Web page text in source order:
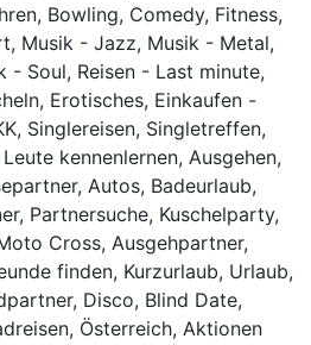
Bowling, Comedy, Fitness,
Musik - Jazz, Musik - Metal,
- Soul, Reisen - Last minute,
Erotisches, Einkaufen -
Singlereisen, Singletreffen,
kennenlernen, Ausgehen,
Autos, Badeurlaub,
Partnersuche, Kuschelparty,
Cross, Ausgehpartner,
finden, Kurzurlaub, Urlaub,
Disco, Blind Date,
Österreich, Aktionen